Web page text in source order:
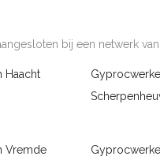
bij een netwerk
Haacht
Vremde